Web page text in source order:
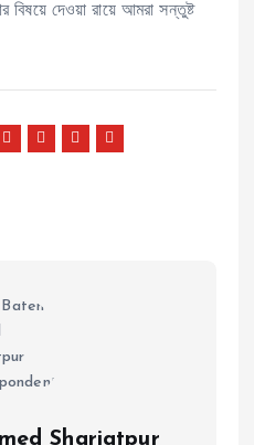
বিষয়ে দেওয়া রায়ে আমরা সন্তুষ্ট
Shariatpur